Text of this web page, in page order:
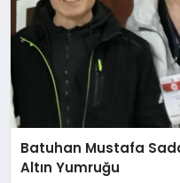
Batuhan Mustafa
Altın Yumruğu